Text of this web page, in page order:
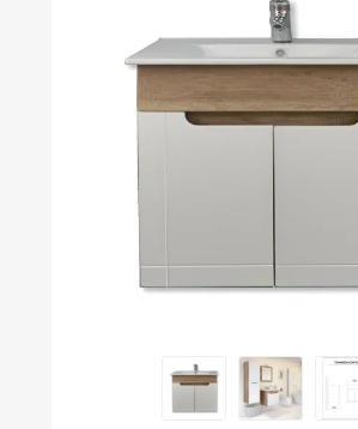
SANITARIJE
TUŠEVI
MATERIJALI ZA KERAMIČARSKE RADOVE
ODVOD VODE